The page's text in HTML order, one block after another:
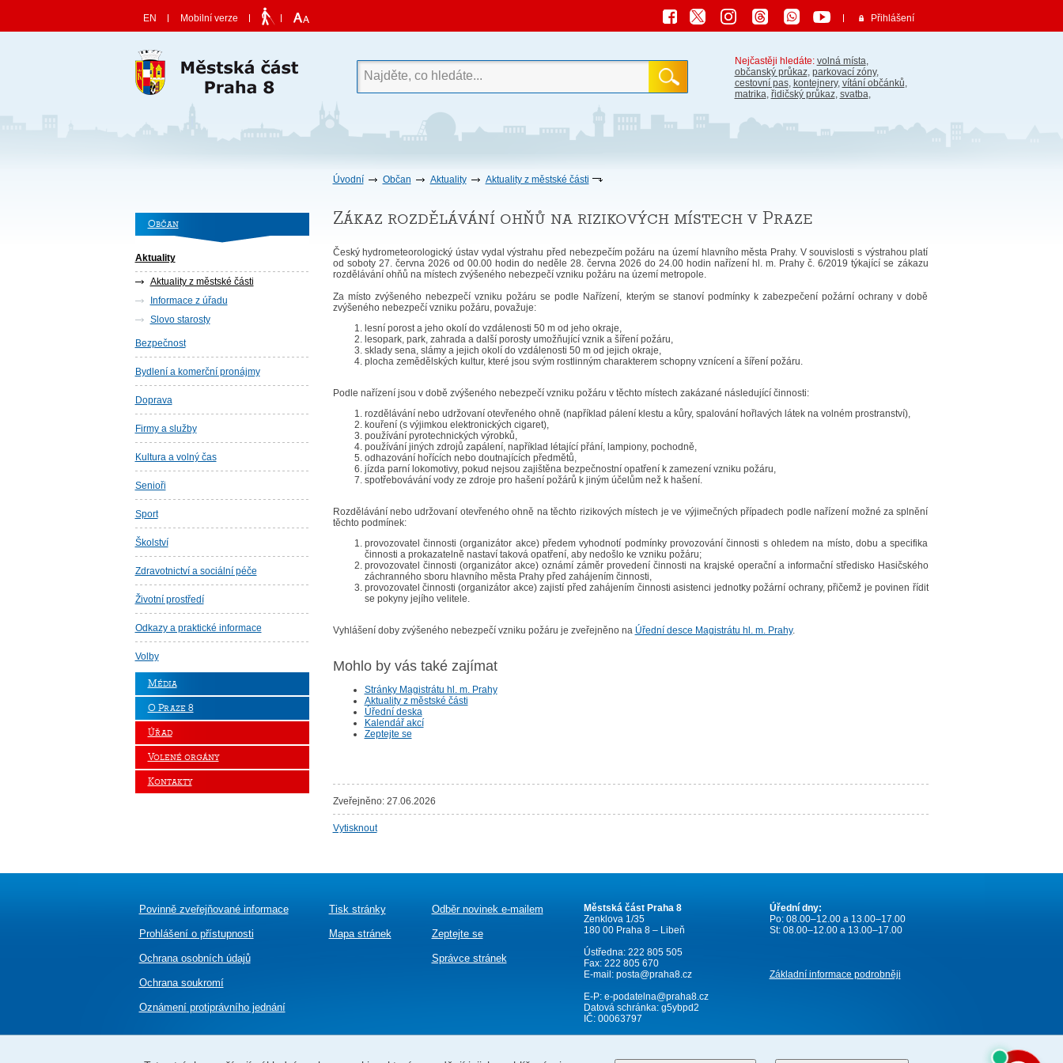
EN Mobilní verze Přihlášení
Nejčastěji hledáte: volná místa,
občanský průkaz, parkovací zóny,
cestovní pas, kontejnery, vítání občánků,
matrika, řidičský průkaz, svatba,
Úvodní Občan Aktuality Aktuality z městské části
Občan
Aktuality
Aktuality z městské části
Informace z úřadu
Slovo starosty
Bezpečnost
Bydlení a komerční pronájmy
Doprava
Firmy a služby
Kultura a volný čas
Senioři
Sport
Školství
Zdravotnictví a sociální péče
Životní prostředí
Odkazy a praktické informace
Volby
Média
O Praze 8
Úřad
Volené orgány
Kontakty
Zákaz rozdělávání ohňů na rizikových místech v Praze
Český hydrometeorologický ústav vydal výstrahu před nebezpečím požáru na území hlavního města Prahy. V souvislosti s výstrahou platí
od soboty 27. června 2026 od 00.00 hodin do neděle 28. června 2026 do 24.00 hodin nařízení hl. m. Prahy č. 6/2019 týkající se zákazu
rozdělávání ohňů na místech zvýšeného nebezpečí vzniku požáru na území metropole.
Za místo zvýšeného nebezpečí vzniku požáru se podle Nařízení, kterým se stanoví podmínky k zabezpečení požární ochrany v době
zvýšeného nebezpečí vzniku požáru, považuje:
lesní porost a jeho okolí do vzdálenosti 50 m od jeho okraje,
lesopark, park, zahrada a další porosty umožňující vznik a šíření požáru,
sklady sena, slámy a jejich okolí do vzdálenosti 50 m od jejich okraje,
plocha zemědělských kultur, které jsou svým rostlinným charakterem schopny vznícení a šíření požáru.
Podle nařízení jsou v době zvýšeného nebezpečí vzniku požáru v těchto místech zakázané následující činnosti:
rozdělávání nebo udržovaní otevřeného ohně (například pálení klestu a kůry, spalování hořlavých látek na volném prostranství),
kouření (s výjimkou elektronických cigaret),
používání pyrotechnických výrobků,
používání jiných zdrojů zapálení, například létající přání, lampiony, pochodně,
odhazování hořících nebo doutnajících předmětů,
jízda parní lokomotivy, pokud nejsou zajištěna bezpečnostní opatření k zamezení vzniku požáru,
spotřebovávání vody ze zdroje pro hašení požárů k jiným účelům než k hašení.
Rozdělávání nebo udržovaní otevřeného ohně na těchto rizikových místech je ve výjimečných případech podle nařízení možné za splnění
těchto podmínek:
provozovatel činnosti (organizátor akce) předem vyhodnotí podmínky provozování činnosti s ohledem na místo, dobu a specifika
činnosti a prokazatelně nastaví taková opatření, aby nedošlo ke vzniku požáru;
provozovatel činnosti (organizátor akce) oznámí záměr provedení činnosti na krajské operační a informační středisko Hasičského
záchranného sboru hlavního města Prahy před zahájením činnosti,
provozovatel činnosti (organizátor akce) zajistí před zahájením činnosti asistenci jednotky požární ochrany, přičemž je povinen řídit
se pokyny jejího velitele.
Vyhlášení doby zvýšeného nebezpečí vzniku požáru je zveřejněno na Úřední desce Magistrátu hl. m. Prahy.
Mohlo by vás také zajímat
Stránky Magistrátu hl. m. Prahy
Aktuality z městské části
Úřední deska
Kalendář akcí
Zeptejte se
Zveřejněno: 27.06.2026
Vytisknout
Povinně zveřejňované informace
Prohlášení o přístupnosti
Ochrana osobních údajů
Ochrana soukromí
Oznámeníprotiprávního jednání
Tisk stránky
Mapa stránek
Odběr novinek e-mailem
Zeptejte se
Správce stránek
Městská část Praha 8
Zenklova 1/35
180 00 Praha 8 – Libeň
Ústředna: 222 805 505
Fax: 222 805 670
E-mail: posta@praha8.cz
E-P:e-podatelna@praha8.cz
Datová schránka: g5ybpd2
IČ: 00063797
Úřední dny:
Po: 08.00–12.00 a 13.00–17.00
St: 08.00–12.00 a 13.00–17.00
Základní informace podrobněji